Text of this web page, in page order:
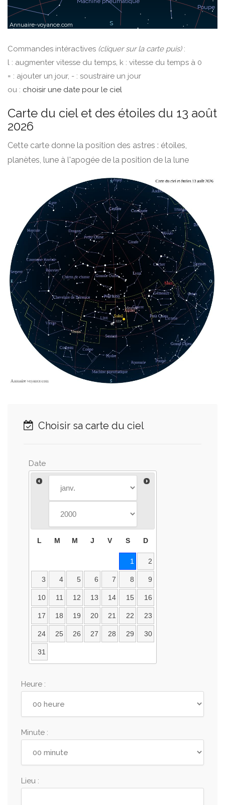
Commandes intéractives (cliquer sur la carte puis):
l : augmenter vitesse du temps, k : vitesse du temps à 0
= : ajouter un jour, - : soustraire un jour
ou : choisir une date pour le ciel
Carte du ciel et des étoiles du 13 août
2026
Cette carte donne la position des astres : étoiles,
planètes, lune à l'apogée de la position de la lune
Choisir sa carte du ciel
Date
L M M J V S D
1 2
3 4 5 6 7 8 9
10 11 12 13 14 15 16
17 18 19 20 21 22 23
24 25 26 27 28 29 30
31
Heure :
Minute :
Lieu :